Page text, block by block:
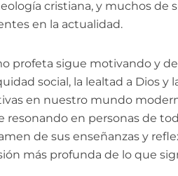
cristiana, y muchos de
en la actualidad.
profeta sigue motivando y
social, la lealtad a Dios
en nuestro mundo
resonando en personas de
de sus enseñanzas y
más profunda de lo que